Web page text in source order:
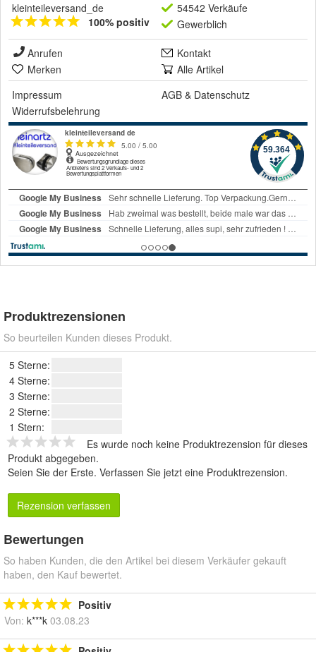
kleinteileversand_de
100% positiv
54542 Verkäufe
Gewerblich
Anrufen
Kontakt
Merken
Alle Artikel
Impressum
AGB & Datenschutz
Widerrufsbelehrung
Produktrezensionen
So beurteilen Kunden dieses Produkt.
5 Sterne:
4 Sterne:
3 Sterne:
2 Sterne:
1 Stern:
Es wurde noch keine Produktrezension für dieses
Produkt abgegeben.
Seien Sie der Erste. Verfassen Sie jetzt eine Produktrezension.
Rezension verfassen
Bewertungen
So haben Kunden, die den Artikel bei diesem Verkäufer gekauft
haben, den Kauf bewertet.
Positiv
Von: k***k 03.08.23